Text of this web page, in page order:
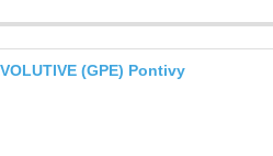
(GPE) Pontivy